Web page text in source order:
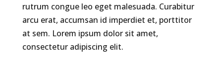
rutrum congue leo eget malesuada. Curabitur
arcu erat, accumsan id imperdiet et, porttitor
at sem. Lorem ipsum dolor sit amet,
consectetur adipiscing elit.